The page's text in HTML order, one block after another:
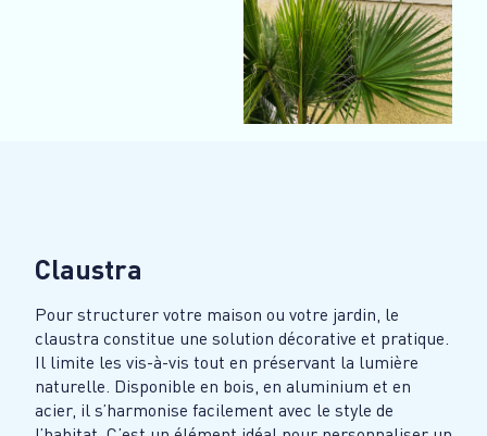
Claustra
Pour structurer votre maison ou votre jardin, le
claustra constitue une solution décorative et pratique.
Il limite les vis-à-vis tout en préservant la lumière
naturelle. Disponible en bois, en aluminium et en
acier, il s’harmonise facilement avec le style de